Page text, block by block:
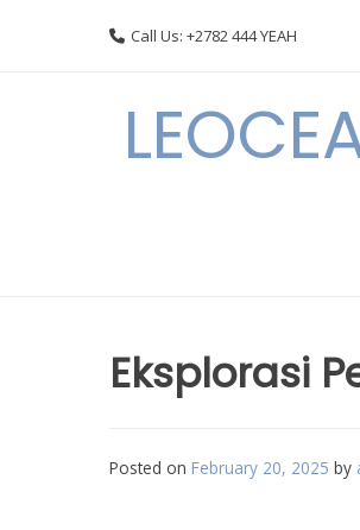
Call Us: +2782 444 YEAH
Eksplorasi
Posted on February 20, 2025 by